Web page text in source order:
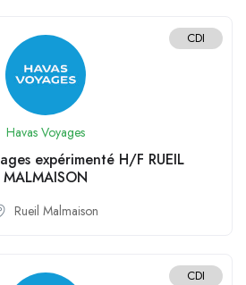
CDI
Havas Voyages
expérimenté H/F RUEIL
MALMAISON
Rueil Malmaison
CDI